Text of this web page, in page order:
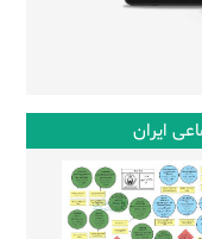
ایران